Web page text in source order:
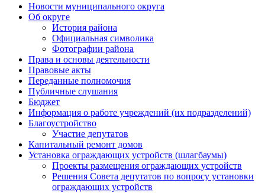
Новости муниципального округа
Об округе
История района
Официальная символика
Фотографии района
Права и основы деятельности
Правовые акты
Переданные полномочия
Публичные слушания
Бюджет
Информация о работе учреждений (их подразделений)
Благоустройство
Участие депутатов
Капитальный ремонт домов
Установка ограждающих устройств (шлагбаумы)
Проекты размещения ограждающих устройств
Решения Совета депутатов по вопросу установки
ограждающих устройств